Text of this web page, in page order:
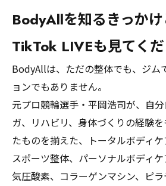
BodyAllを知るきっかけ
TikTok LIVEも見てく
BodyAllは、ただの整体でも、ジム
ョンでもありません。
元プロ競輪選手・平岡浩司が、自
ガ、リハビリ、身体づくりの経験
たものを揃えた、トータルボディケ
スポーツ整体、パーソナルボディ
気圧酸素、コラーゲンマシン、ピ